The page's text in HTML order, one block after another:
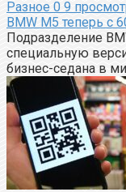
Разное 0 9
BMW M5 теперь с
Подразделение
специальную
бизнес-седана в